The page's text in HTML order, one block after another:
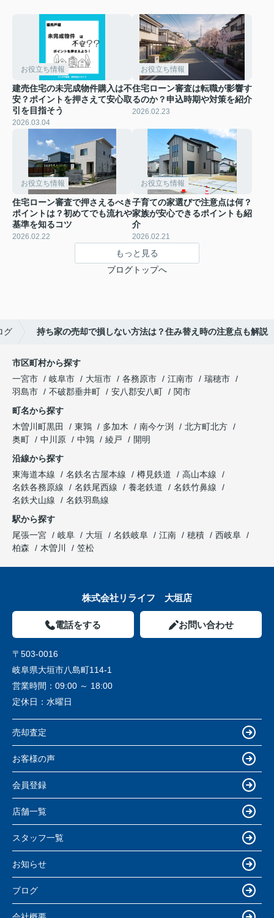
お役立ち情報
建売住宅の未完成物件購入は不
安？ポイントを押さえて安心取
引を目指そう
2026.03.04
お役立ち情報
住宅ローン審査は転職が影響す
るのか？申込時期や対策を紹介
2026.02.23
お役立ち情報
住宅ローン審査で押さえるべき
ポイントは？初めてでも流れや
基準を知るコツ
2026.02.22
お役立ち情報
子育ての家選びで注意点は何？
家族が安心できるポイントも紹
介
2026.02.21
もっと見る
ブログトップへ
グ 持ち家の売却で損しない方法は？住み替え時の注意点も解説
市区町村から探す
一宮市
岐阜市 大垣市 各務原市 江南市
瑞穂市
羽島市
不破郡垂井町 安八郡安八町
関市
町名から探す
木曽川町黒田
東鶉 多加木 南今ケ渕
北方町北方
奥町
中川原 中鶉 綾戸
開明
沿線から探す
東海道本線
名鉄名古屋本線 樽見鉄道
高山本線
名鉄各務原線
名鉄尾西線 養老鉄道
名鉄竹鼻線
名鉄犬山線
名鉄羽島線
駅から探す
尾張一宮
岐阜 大垣 名鉄岐阜 江南 穂積
西岐阜
柏森
木曽川 笠松
株式会社リライフ 大垣店
電話をする お問い合わせ
〒503-0016
岐阜県大垣市八島町114-1
営業時間： 09:00 ～ 18:00
定休日： 水曜日
売却査定
お客様の声
会員登録
店舗一覧
スタッフ一覧
お知らせ
ブログ